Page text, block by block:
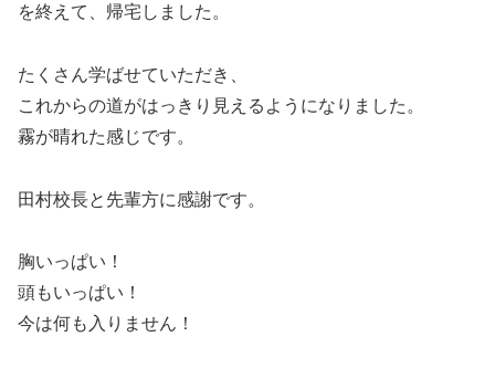
を終えて、帰宅しました。
たくさん学ばせていただき、
これからの道がはっきり見えるようになりました。
霧が晴れた感じです。
田村校長と先輩方に感謝です。
胸いっぱい！
頭もいっぱい！
今は何も入りません！